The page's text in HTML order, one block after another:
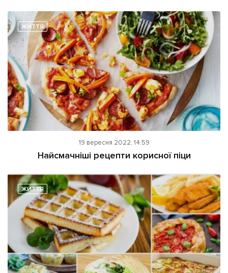
ЖИТТЯ
19 вересня 2022, 14:59
Найсмачніші рецепти корисної піци
ЖИТТЯ